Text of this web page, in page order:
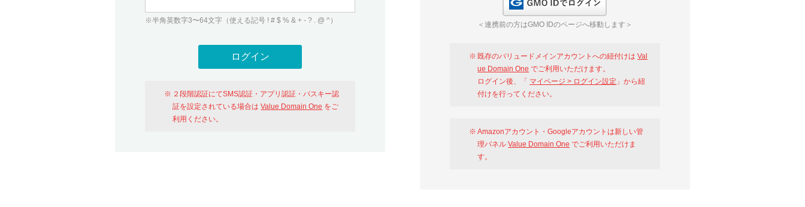
※半角英数字3〜64文字（使える記号 ! # $ % & + - ? . @ ^）
２段階認証にてSMS認証・アプリ認証・パスキー認
証を設定されている場合はValue Domain One をご
利用ください。
＜連携前の方はGMO IDのページへ移動します＞
既存のバリュードメインアカウントへの紐付けはVal
ue Domain One でご利用いただけます。
ログイン後、「 マイページ > ログイン設定 」から紐
付けを行ってください。
Amazonアカウント・Googleアカウントは新しい管
理パネルValue Domain One でご利用いただけま
す。